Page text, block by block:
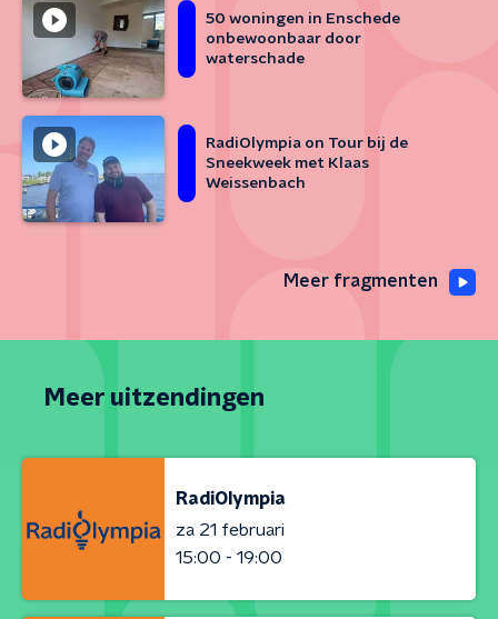
50 woningen in Enschede
onbewoonbaar door
waterschade
RadiOlympia on Tour bij de
Sneekweek met Klaas
Weissenbach
Meer fragmenten
Meer uitzendingen
RadiOlympia
za 21 februari
15:00 - 19:00